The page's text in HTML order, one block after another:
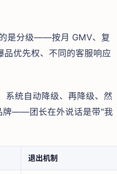
是分级——按月 GMV、复
优先权、不同的客服响应
系统自动降级、再降级、然
牌——团长在外说话是带"我
退出机制